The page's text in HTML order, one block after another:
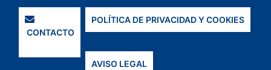
CONTACTO
POLÍTICA DE PRIVACIDAD Y COOKIES
AVISO LEGAL